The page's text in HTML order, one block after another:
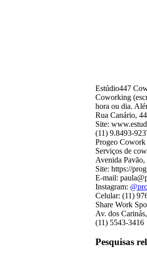
Estúdio447
Coworking
hora ou dia.
Rua Canário,
Site:
(11) 9.8493-
Progeo Cowork
Serviços de
Avenida
Site: https://
E-mail:
Instagram:
Celular: (11)
Share Work
Av. dos
(11) 5543-3416
Pesquisas